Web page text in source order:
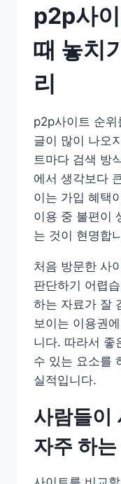
p2p사
때 놓치
리
p2p사이트 순위
글이 많이 나오
트마다 검색 방
에서 생각보다
이는 가입 혜택
이용 중 불편이
는 것이 현명합
처음 방문한 사
판단하기 어렵
하는 자료가 잘
보이는 이용권
니다. 따라서 좋
수 있는 요소를
실적입니다.
사람들이
자주 하